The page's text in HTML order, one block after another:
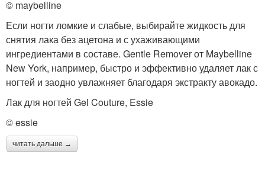
© maybelline
Если ногти ломкие и слабые, выбирайте жидкость для
снятия лака без ацетона и с ухаживающими
ингредиентами в составе. Gentle Remover от Maybelline
New York, например, быстро и эффективно удаляет лак с
ногтей и заодно увлажняет благодаря экстракту авокадо.
Лак для ногтей Gel Couture, Essie
© essie
читать дальше →